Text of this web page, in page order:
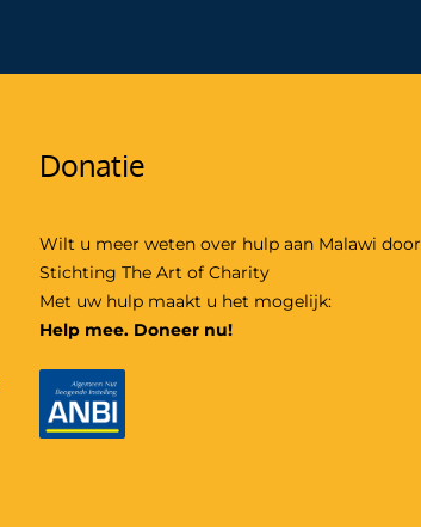
Donatie
Wilt u meer weten over hulp aan Malawi door
Stichting The Art of Charity
Met uw hulp maakt u het mogelijk:
Help mee. Doneer nu!